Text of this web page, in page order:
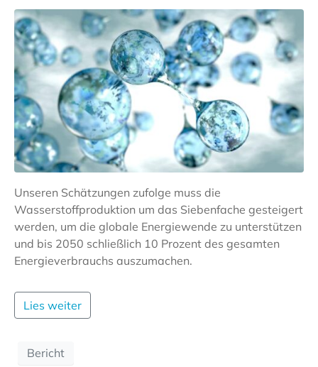
Unseren Schätzungen zufolge muss die
Wasserstoffproduktion um das Siebenfache gesteigert
werden, um die globale Energiewende zu unterstützen
und bis 2050 schließlich 10 Prozent des gesamten
Energieverbrauchs auszumachen.
Lies weiter
Bericht